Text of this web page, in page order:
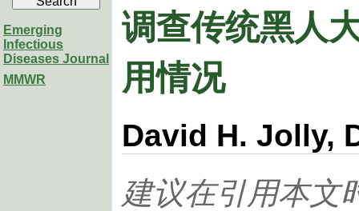
Emerging
Infectious
Diseases Journal
MMWR
调查传统黑人
用情况
David H. Jolly,
建议在引用本文